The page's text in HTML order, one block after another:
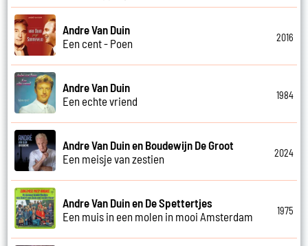
Andre Van Duin
Een cent - Poen
2016
Andre Van Duin
Een echte vriend
1984
Andre Van Duin en Boudewijn De Groot
Een meisje van zestien
2024
Andre Van Duin en De Spettertjes
Een muis in een molen in mooi Amsterdam
1975